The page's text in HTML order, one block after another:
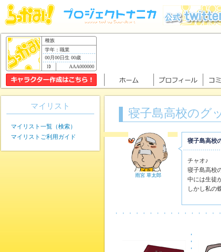
種族
学年：職業
00月00日生 00歳
AAA000000
寝子島高校のグ
雨宮 草太郎
寝子島高校
チャオ♪
寝子島高校
中には生徒
しかし私の
マイリスト
マイリスト一覧（検索）
マイリストご利用ガイド